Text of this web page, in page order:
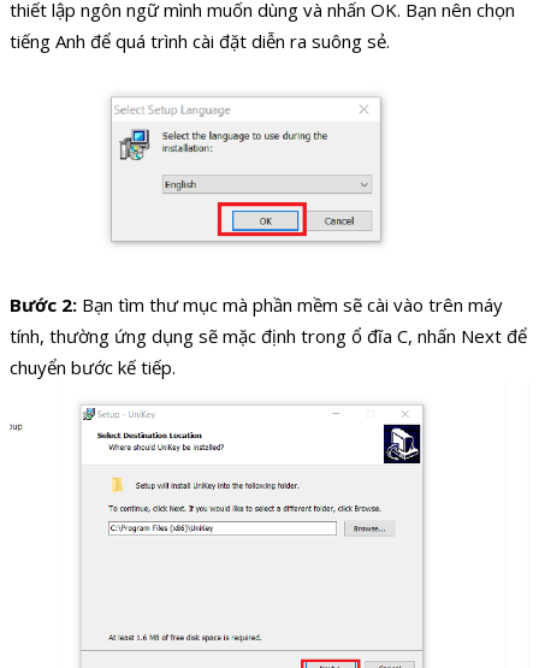
thiết lập ngôn ngữ mình muốn dùng và nhấn OK. Bạn nên chọn
tiếng Anh để quá trình cài đặt diễn ra suông sẻ.
Bước 2: Bạn tìm thư mục mà phần mềm sẽ cài vào trên máy
tính, thường ứng dụng sẽ mặc định trong ổ đĩa C, nhấn Next để
chuyển bước kế tiếp.